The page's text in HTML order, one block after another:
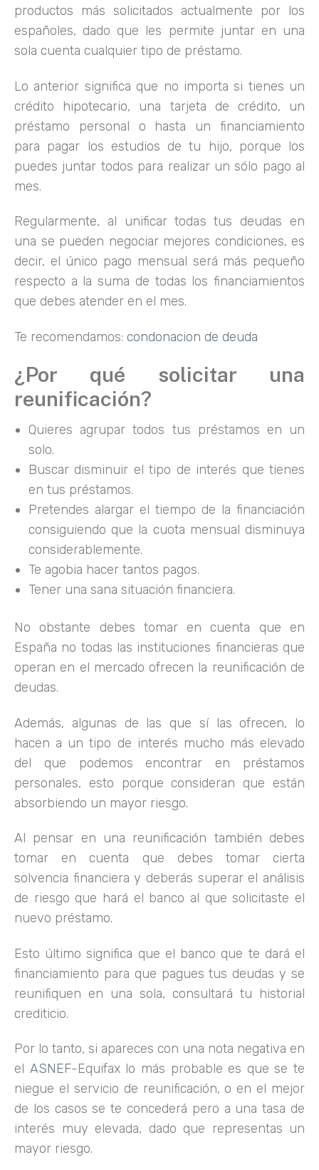
productos más solicitados actualmente por los
españoles, dado que les permite juntar en una
sola cuenta cualquier tipo de préstamo.
Lo anterior significa que no importa si tienes un
crédito hipotecario, una tarjeta de crédito, un
préstamo personal o hasta un financiamiento
para pagar los estudios de tu hijo, porque los
puedes juntar todos para realizar un sólo pago al
mes.
Regularmente, al unificar todas tus deudas en
una se pueden negociar mejores condiciones, es
decir, el único pago mensual será más pequeño
respecto a la suma de todas los financiamientos
que debes atender en el mes.
Te recomendamos: condonacion de deuda
¿Por qué solicitar una
reunificación?
Quieres agrupar todos tus préstamos en un
solo.
Buscar disminuir el tipo de interés que tienes
en tus préstamos.
Pretendes alargar el tiempo de la financiación
consiguiendo que la cuota mensual disminuya
considerablemente.
Te agobia hacer tantos pagos.
Tener una sana situación financiera.
No obstante debes tomar en cuenta que en
España no todas las instituciones financieras que
operan en el mercado ofrecen la reunificación de
deudas.
Además, algunas de las que sí las ofrecen, lo
hacen a un tipo de interés mucho más elevado
del que podemos encontrar en préstamos
personales, esto porque consideran que están
absorbiendo un mayor riesgo.
Al pensar en una reunificación también debes
tomar en cuenta que debes tomar cierta
solvencia financiera y deberás superar el análisis
de riesgo que hará el banco al que solicitaste el
nuevo préstamo.
Esto último significa que el banco que te dará el
financiamiento para que pagues tus deudas y se
reunifiquen en una sola, consultará tu historial
crediticio.
Por lo tanto, si apareces con una nota negativa en
el ASNEF-Equifax lo más probable es que se te
niegue el servicio de reunificación, o en el mejor
de los casos se te concederá pero a una tasa de
interés muy elevada, dado que representas un
mayor riesgo.